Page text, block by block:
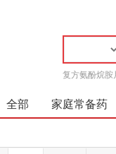
复方氨酚烷胺
全部 家庭常备药